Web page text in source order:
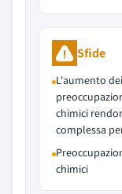
Sfide
L'aumento
chimici
complessa
chimici